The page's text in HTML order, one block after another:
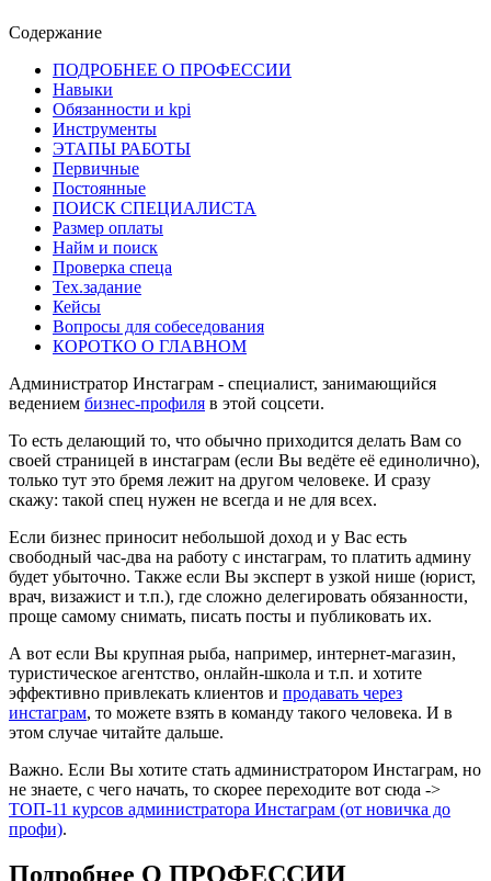
Содержание
ПОДРОБНЕЕ О ПРОФЕССИИ
Навыки
Обязанности и kpi
Инструменты
ЭТАПЫ РАБОТЫ
Первичные
Постоянные
ПОИСК СПЕЦИАЛИСТА
Размер оплаты
Найм и поиск
Проверка спеца
Тех.задание
Кейсы
Вопросы для собеседования
КОРОТКО О ГЛАВНОМ
Администратор Инстаграм - специалист, занимающийся
ведением бизнес-профиля в этой соцсети.
То есть делающий то, что обычно приходится делать Вам со
своей страницей в инстаграм (если Вы ведёте её единолично),
только тут это бремя лежит на другом человеке. И сразу
скажу: такой спец нужен не всегда и не для всех.
Если бизнес приносит небольшой доход и у Вас есть
свободный час-два на работу с инстаграм, то платить админу
будет убыточно. Также если Вы эксперт в узкой нише (юрист,
врач, визажист и т.п.), где сложно делегировать обязанности,
проще самому снимать, писать посты и публиковать их.
А вот если Вы крупная рыба, например, интернет-магазин,
туристическое агентство, онлайн-школа и т.п. и хотите
эффективно привлекать клиентов и продавать через
инстаграм, то можете взять в команду такого человека. И в
этом случае читайте дальше.
Важно. Если Вы хотите стать администратором Инстаграм, но
не знаете, с чего начать, то скорее переходите вот сюда ->
ТОП-11 курсов администратора Инстаграм (от новичка до
профи).
Подробнее О ПРОФЕССИИ